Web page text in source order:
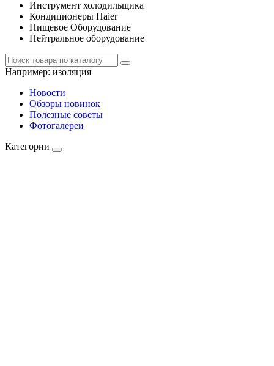
Инструмент холодильщика
Кондиционеры Haier
Пищевое Оборудование
Нейтральное оборудование
Например: изоляция
Новости
Обзоры новинок
Полезные советы
Фотогалереи
Категории